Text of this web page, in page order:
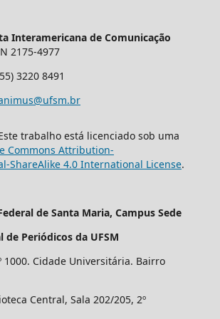
Interamericana de Comunicação
2175-4977
3220 8491
trabalho está licenciado sob uma
Commons Attribution-
ShareAlike 4.0 International License.
de Santa Maria, Campus Sede
de Periódicos da UFSM
1000. Cidade Universitária. Bairro
Central, Sala 202/205, 2º